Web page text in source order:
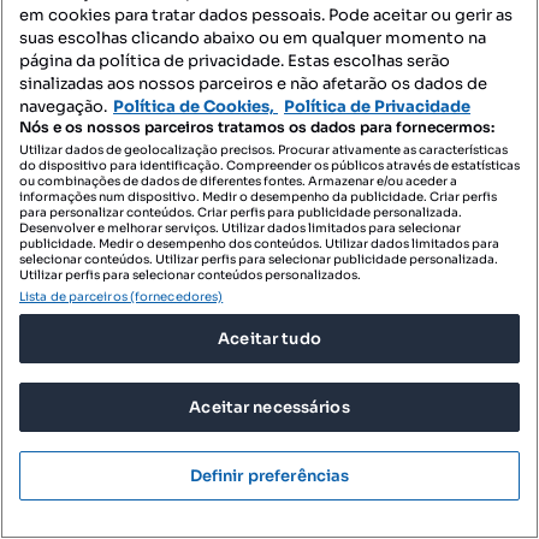
T3 jardins do metro
Póvoa de Varzim, Beiriz e Argivai, Póvoa de Varzim, Porto
Tipologia
T3
Preço por metro quadrado
145 m²
Andar rés do chão
Destacado
Predipóvoa
Profissional
em cookies para tratar dados pessoais. Pode aceitar ou gerir as
suas escolhas clicando abaixo ou em qualquer momento na
página da política de privacidade. Estas escolhas serão
sinalizadas aos nossos parceiros e não afetarão os dados de
navegação. Política de Cookies, Política de Privacidade
Nós e os nossos parceiros tratamos os dados para fornecermos:
Utilizar dados de geolocalização precisos. Procurar ativamente as características
do dispositivo para identificação. Compreender os públicos através de estatísticas
ou combinações de dados de diferentes fontes. Armazenar e/ou aceder a
informações num dispositivo. Medir o desempenho da publicidade. Criar perfis
para personalizar conteúdos. Criar perfis para publicidade personalizada.
Desenvolver e melhorar serviços. Utilizar dados limitados para selecionar
publicidade. Medir o desempenho dos conteúdos. Utilizar dados limitados para
selecionar conteúdos. Utilizar perfis para selecionar publicidade personalizada.
Utilizar perfis para selecionar conteúdos personalizados.
Lista de parceiros (fornecedores)
Aceitar tudo
Aceitar necessários
Definir preferências